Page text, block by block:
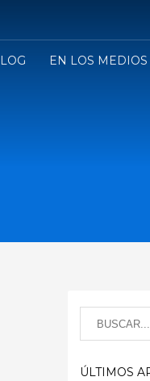
EN LOS MEDIOS
ÚLTIMOS